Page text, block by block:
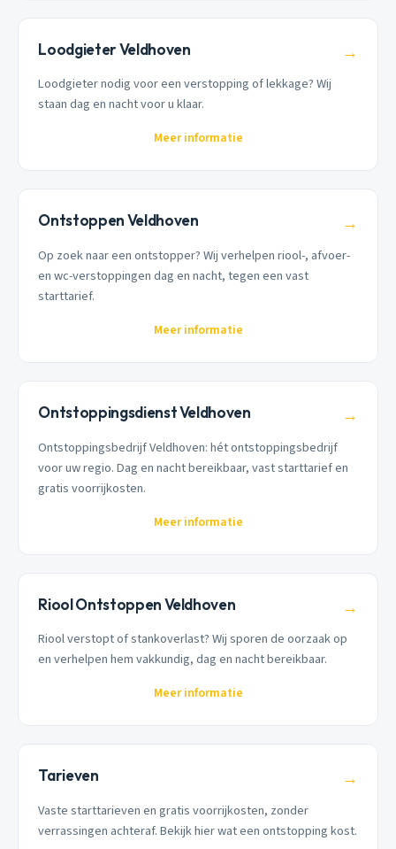
Loodgieter Veldhoven →
Loodgieter nodig voor een verstopping of lekkage? Wij
staan dag en nacht voor u klaar.
Meer informatie
Ontstoppen Veldhoven →
Op zoek naar een ontstopper? Wij verhelpen riool-, afvoer-
en wc-verstoppingen dag en nacht, tegen een vast
starttarief.
Meer informatie
Ontstoppingsdienst Veldhoven →
Ontstoppingsbedrijf Veldhoven: hét ontstoppingsbedrijf
voor uw regio. Dag en nacht bereikbaar, vast starttarief en
gratis voorrijkosten.
Meer informatie
Riool Ontstoppen Veldhoven →
Riool verstopt of stankoverlast? Wij sporen de oorzaak op
en verhelpen hem vakkundig, dag en nacht bereikbaar.
Meer informatie
Tarieven →
Vaste starttarieven en gratis voorrijkosten, zonder
verrassingen achteraf. Bekijk hier wat een ontstopping kost.